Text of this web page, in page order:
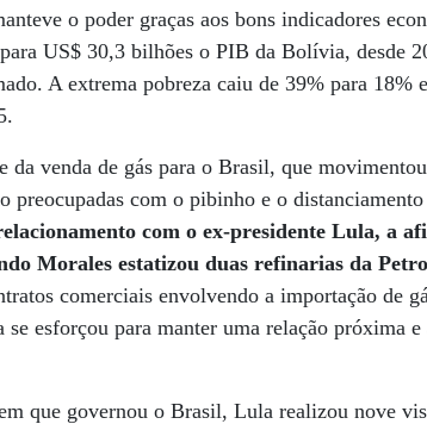
o poder graças aos bons indicadores
US$ 30,3 bilhões o PIB da Bolívia, desde
A extrema pobreza caiu de 39% para 18%
da venda de gás para o Brasil, que
preocupadas com o pibinho e o
com o ex-presidente Lula, a
Morales estatizou duas refinarias da
comerciais envolvendo a importação de
esforçou para manter uma relação próxima
que governou o Brasil, Lula realizou nove